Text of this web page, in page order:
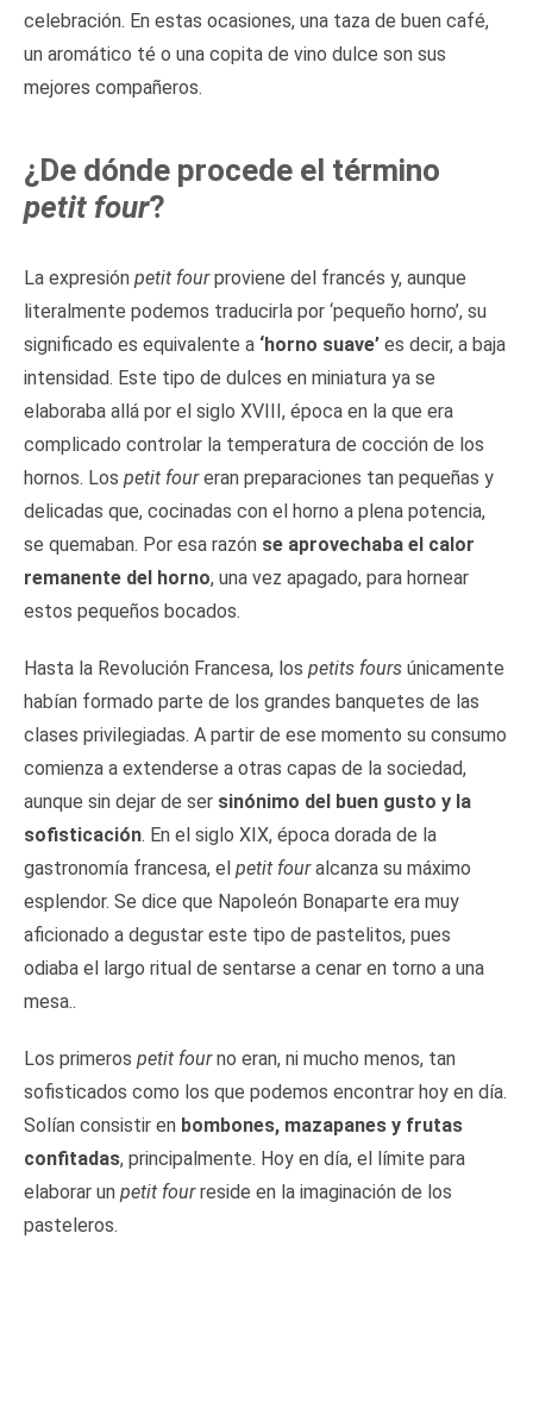
celebración. En estas ocasiones, una taza de buen café,
un aromático té o una copita de vino dulce son sus
mejores compañeros.
¿De dónde procede el término
petit four?
La expresión petit fourproviene del francés y, aunque
literalmente podemos traducirla por ‘pequeño horno’, su
significado es equivalente a ‘horno suave’ es decir, a baja
intensidad. Este tipo de dulces en miniatura ya se
elaboraba allá por el siglo XVIII, época en la que era
complicado controlar la temperatura de cocción de los
hornos. Los petit foureran preparaciones tan pequeñas y
delicadas que, cocinadas con el horno a plena potencia,
se quemaban. Por esa razón se aprovechaba el calor
remanente del horno, una vez apagado, para hornear
estos pequeños bocados.
Hasta la Revolución Francesa, los petits fours únicamente
habían formado parte de los grandes banquetes de las
clases privilegiadas. A partir de ese momento su consumo
comienza a extenderse a otras capas de la sociedad,
aunque sin dejar de ser sinónimo del buen gusto y la
sofisticación. En el siglo XIX, época dorada de la
gastronomía francesa, el petit fouralcanza su máximo
esplendor. Se dice que Napoleón Bonaparte era muy
aficionado a degustar este tipo de pastelitos, pues
odiaba el largo ritual de sentarse a cenar en torno a una
mesa..
Los primeros petit fourno eran, ni mucho menos, tan
sofisticados como los que podemos encontrar hoy en día.
Solían consistir en bombones, mazapanes y frutas
confitadas, principalmente. Hoy en día, el límite para
elaborar un petit fourreside en la imaginación de los
pasteleros.